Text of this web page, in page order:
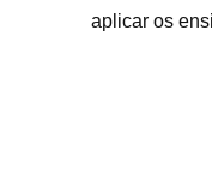
aplicar os